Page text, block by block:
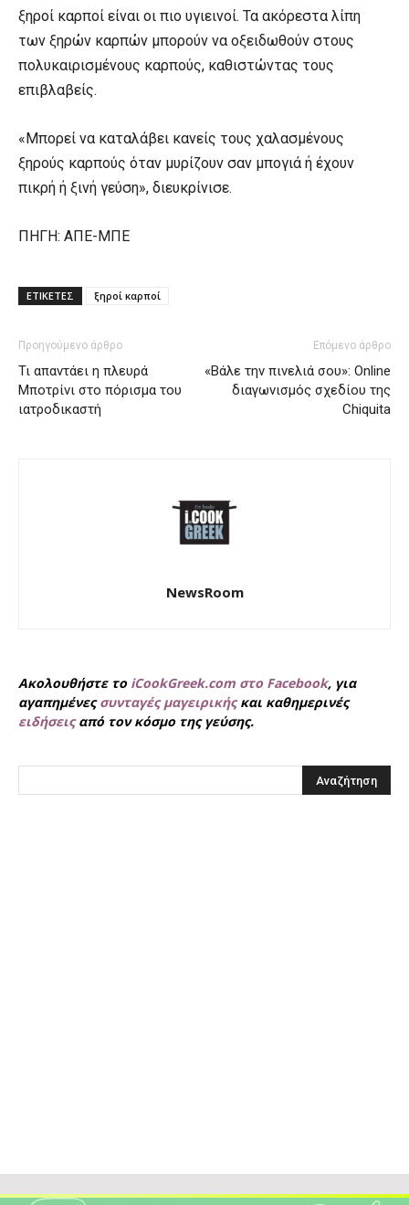
ξηροί καρποί είναι οι πιο υγιεινοί. Τα ακόρεστα λίπη
των ξηρών καρπών μπορούν να οξειδωθούν στους
πολυκαιρισμένους καρπούς, καθιστώντας τους
επιβλαβείς.
«Μπορεί να καταλάβει κανείς τους χαλασμένους
ξηρούς καρπούς όταν μυρίζουν σαν μπογιά ή έχουν
πικρή ή ξινή γεύση», διευκρίνισε.
ΠΗΓΗ: ΑΠΕ-ΜΠΕ
ΕΤΙΚΕΤΕΣ ξηροί καρποί
Προηγούμενο άρθρο
Τι απαντάει η πλευρά
Μποτρίνι στο πόρισμα του
ιατροδικαστή
Επόμενο άρθρο
«Βάλε την πινελιά σου»: Online
διαγωνισμός σχεδίου της
Chiquita
NewsRoom
Ακολουθήστε το iCookGreek.com στο Facebook, για
αγαπημένεςσυνταγές μαγειρικήςκαι καθημερινές
ειδήσειςαπό τον κόσμο της γεύσης.